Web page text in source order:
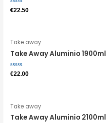
Avaliação
0
€22.50
Take away
Take Away Aluminio 1900ml
Avaliação
€22.00
Take away
Take Away Aluminio 2100ml